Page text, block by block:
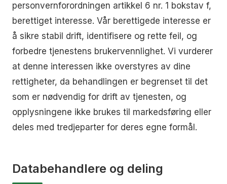
personvernforordningen artikkel 6 nr. 1 bokstav f,
berettiget interesse. Vår berettigede interesse er
å sikre stabil drift, identifisere og rette feil, og
forbedre tjenestens brukervennlighet. Vi vurderer
at denne interessen ikke overstyres av dine
rettigheter, da behandlingen er begrenset til det
som er nødvendig for drift av tjenesten, og
opplysningene ikke brukes til markedsføring eller
deles med tredjeparter for deres egne formål.
Databehandlere og deling